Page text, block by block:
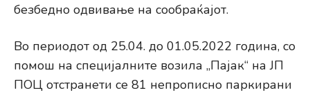
безбедно одвивање на сообраќајот.
Во периодoт од 25.04. до 01.05.2022 година, со
помош на специјалните возила „Пајак“ на ЈП
ПОЦ отстранети се 81 непрописно паркирани